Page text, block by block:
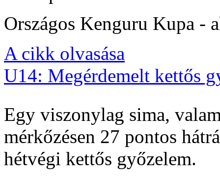
Országos Kenguru Kupa -
A cikk olvasása
U14: Megérdemelt kettős
Egy viszonylag sima,
mérkőzésen 27 pontos
hétvégi kettős győzelem.